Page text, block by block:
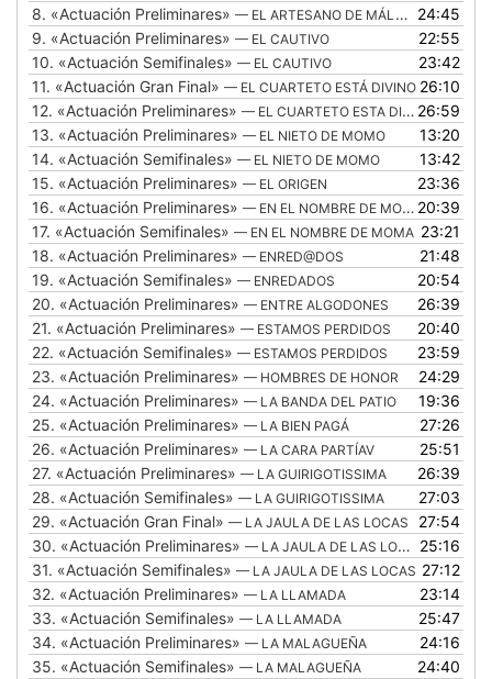
8. «Actuación Preliminares» — EL ARTESANO DE MÁLAGA
24:45
9. «Actuación Preliminares» — EL CAUTIVO
22:55
10. «Actuación Semifinales» — EL CAUTIVO
23:42
11. «Actuación Gran Final» — EL CUARTETO ESTÁ DIVINO 26:10
12. «Actuación Preliminares» — EL CUARTETO ESTA DIVINO
26:59
13. «Actuación Preliminares» — EL NIETO DE MOMO
13:20
14. «Actuación Semifinales» — EL NIETO DE MOMO
13:42
15. «Actuación Preliminares» — EL ORIGEN
23:36
16. «Actuación Preliminares» — EN EL NOMBRE DE MOMA
20:39
17. «Actuación Semifinales» — EN EL NOMBRE DE MOMA 23:21
18. «Actuación Preliminares» — ENRED@DOS
21:48
19. «Actuación Semifinales» — ENREDADOS
20:54
20. «Actuación Preliminares» — ENTRE ALGODONES
26:39
21. «Actuación Preliminares» — ESTAMOS PERDIDOS
20:40
22. «Actuación Semifinales» — ESTAMOS PERDIDOS
23:59
23. «Actuación Preliminares» — HOMBRES DE HONOR
24:29
24. «Actuación Preliminares» — LA BANDA DEL PATIO
19:36
25. «Actuación Preliminares» — LA BIEN PAGÁ
27:26
26. «Actuación Preliminares» — LA CARA PARTÍAV
25:51
27. «Actuación Preliminares» — LA GUIRIGOTISSIMA
26:39
28. «Actuación Semifinales» — LA GUIRIGOTISSIMA
27:03
29. «Actuación Gran Final» — LA JAULA DE LAS LOCAS
27:54
30. «Actuación Preliminares» — LA JAULA DE LAS LOCAS
25:16
31. «Actuación Semifinales» — LA JAULA DE LAS LOCAS 27:12
32. «Actuación Preliminares» — LA LLAMADA
23:14
33. «Actuación Semifinales» — LA LLAMADA
25:47
34. «Actuación Preliminares» — LA MALAGUEÑA
24:16
35. «Actuación Semifinales» — LA MALAGUEÑA
24:40